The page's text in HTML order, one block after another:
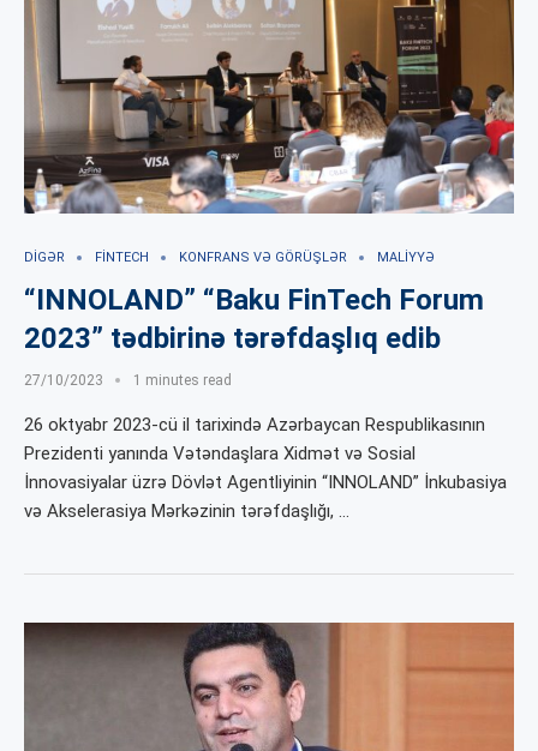
DIGƏR FINTECH KONFRANS VƏ GÖRÜŞLƏR MALIYYƏ
“INNOLAND” “Baku FinTech Forum
2023” tədbirinə tərəfdaşlıq edib
27/10/2023 1 minutes read
26 oktyabr 2023-cü il tarixində Azərbaycan Respublikasının
Prezidenti yanında Vətəndaşlara Xidmət və Sosial
İnnovasiyalar üzrə Dövlət Agentliyinin “INNOLAND” İnkubasiya
və Akselerasiya Mərkəzinin tərəfdaşlığı, …